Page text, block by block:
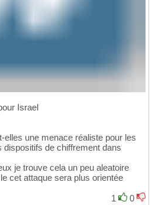
Israel
elles une menace réaliste pour les
dispositifs de chiffrement dans
je trouve cela un peu aleatoire
cet attaque sera plus orientée
1
0